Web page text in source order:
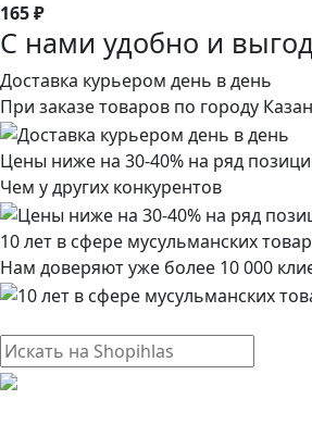
165 ₽
С нами удобно и
Доставка курьером день в день
При заказе товаров по городу
Цены ниже на 30-40% на ряд
Чем у других конкурентов
10 лет в сфере мусульманских
Нам доверяют уже более 10 000